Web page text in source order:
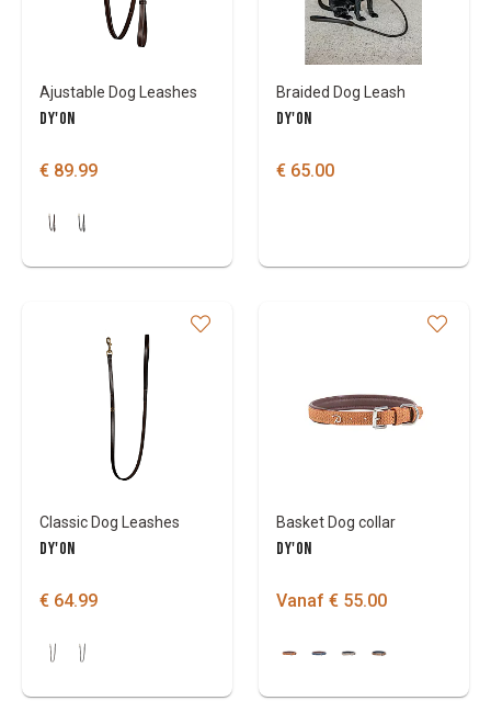
Ajustable Dog Leashes
DY'ON
€ 89.99
Braided Dog Leash
DY'ON
€ 65.00
Classic Dog Leashes
DY'ON
€ 64.99
Basket Dog collar
DY'ON
Vanaf € 55.00